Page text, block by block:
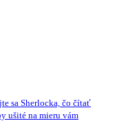
sa Sherlocka, čo čítať
ušité na mieru vám